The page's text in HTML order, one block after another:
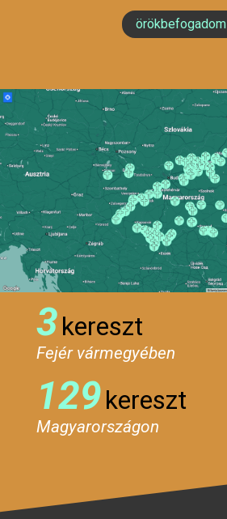
örökbefogadom
3kereszt
Fejér vármegyében
129kereszt
Magyarországon